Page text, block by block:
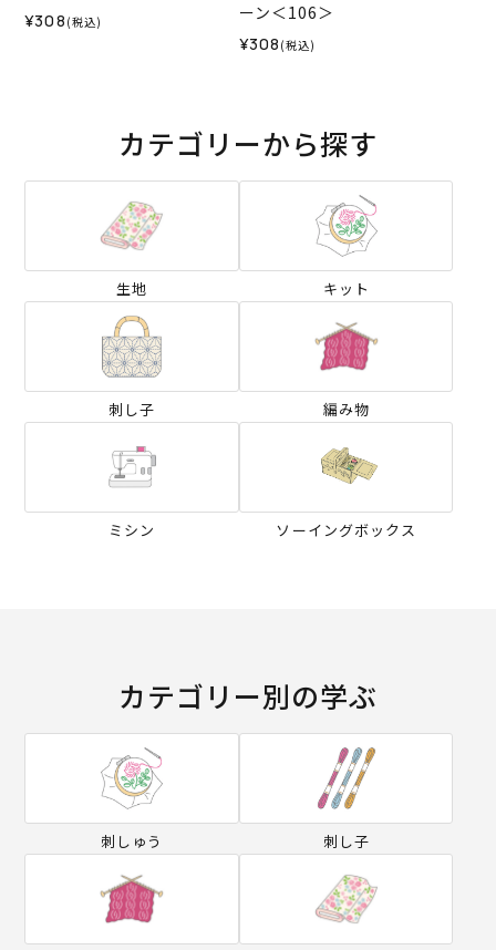
¥308 (税込)
ーン＜106＞
¥308 (税込)
カテゴリーから探す
生地 キット
刺し子 編み物
ミシン ソーイングボックス
カテゴリー別の学ぶ
刺しゅう 刺し子